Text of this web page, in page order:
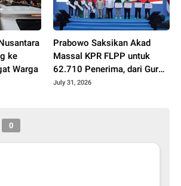
ke
Warga
Prabowo Saksikan Akad
Massal KPR FLPP untuk
62.710 Penerima, dari Guru
SD hingga Pengemudi Ojol
July 31, 2026
0